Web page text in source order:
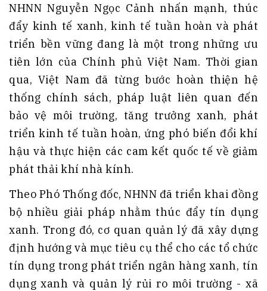
NHNN Nguyễn Ngọc Cảnh nhấn mạnh, thúc
đẩy kinh tế xanh, kinh tế tuần hoàn và phát
triển bền vững đang là một trong những ưu
tiên lớn của Chính phủ Việt Nam. Thời gian
qua, Việt Nam đã từng bước hoàn thiện hệ
thống chính sách, pháp luật liên quan đến
bảo vệ môi trường, tăng trưởng xanh, phát
triển kinh tế tuần hoàn, ứng phó biến đổi khí
hậu và thực hiện các cam kết quốc tế về giảm
phát thải khí nhà kính.
Theo Phó Thống đốc, NHNN đã triển khai đồng
bộ nhiều giải pháp nhằm thúc đẩy tín dụng
xanh. Trong đó, cơ quan quản lý đã xây dựng
định hướng và mục tiêu cụ thể cho các tổ chức
tín dụng trong phát triển ngân hàng xanh, tín
dụng xanh và quản lý rủi ro môi trường - xã